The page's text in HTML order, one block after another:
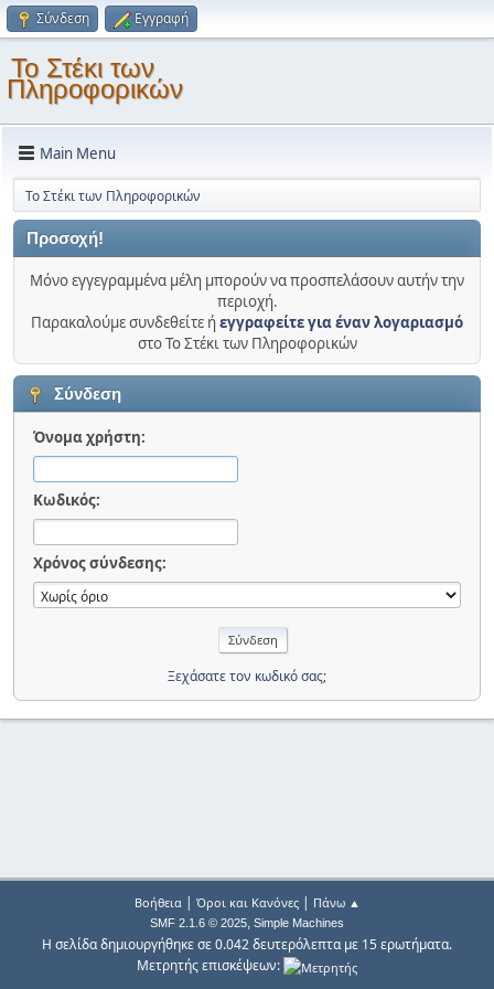
Σύνδεση Εγγραφή
Το Στέκι των
Πληροφορικών
Main Menu
Το Στέκι των Πληροφορικών
Προσοχή!
Μόνο εγγεγραμμένα μέλη μπορούν να προσπελάσουν αυτήν την
περιοχή.
Παρακαλούμε συνδεθείτε ήεγγραφείτε για έναν λογαριασμό
στο Το Στέκι των Πληροφορικών
Σύνδεση
Όνομα χρήστη:
Κωδικός:
Χρόνος σύνδεσης:
Ξεχάσατε τον κωδικό σας;
Βοήθεια| Όροι και Κανόνες| Πάνω ▲
SMF 2.1.6 © 2025, Simple Machines
Η σελίδα δημιουργήθηκε σε 0.042 δευτερόλεπτα με 15 ερωτήματα.
Μετρητής επισκέψεων: